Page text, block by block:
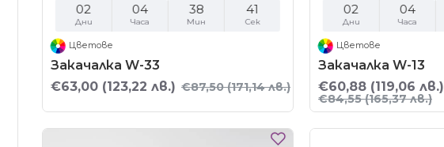
02
Дни
04
Часа
38
Мин
40
Сек
Цветове
Закачалка W-33
€63,00 (123,22 лв.) €87,50(171,14 лв.)
02
Дни
04
Часа
Цветове
Закачалка W-13
€60,88 (119,06 лв.)
€84,55(165,37 лв.)